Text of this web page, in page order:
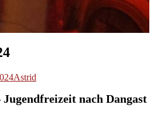
Astrid
nach Dangast